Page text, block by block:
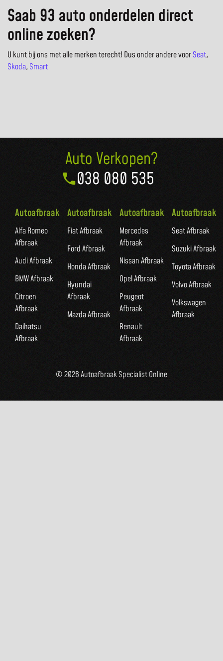
Saab 93 auto onderdelen direct
online zoeken?
U kunt bij ons met alle merken terecht! Dus onder andere voorSeat,
Skoda, Smart
Auto Verkopen?
038 080 535
Autoafbraak
Alfa Romeo
Afbraak
Audi Afbraak
BMW Afbraak
Citroen
Afbraak
Daihatsu
Afbraak
Autoafbraak
Fiat Afbraak
Ford Afbraak
Honda Afbraak
Hyundai
Afbraak
Mazda Afbraak
Autoafbraak
Mercedes
Afbraak
Nissan Afbraak
Opel Afbraak
Peugeot
Afbraak
Renault
Afbraak
Autoafbraak
Seat Afbraak
Suzuki Afbraak
Toyota Afbraak
Volvo Afbraak
Volkswagen
Afbraak
© 2026 Autoafbraak Specialist Online